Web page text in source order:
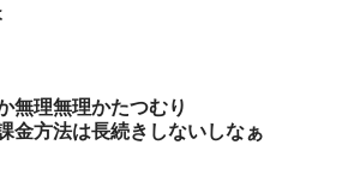
無理無理かたつむり
金方法は長続きしないしなぁ